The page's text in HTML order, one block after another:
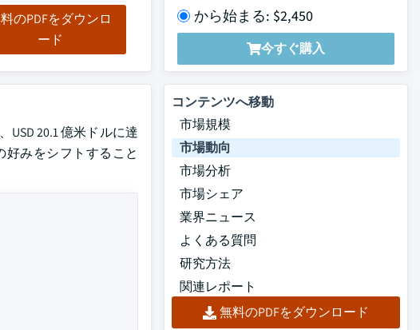
のPDFをダウンロ
ード
から始まる: $2,450
今すぐ購入
USD 20.1 億米ドルに達
みをシフトすること
コンテンツへ移動
市場規模
市場動向
市場分析
市場シェア
業界ニュース
よくある質問
研究方法
関連レポート
無料のPDFをダウンロード